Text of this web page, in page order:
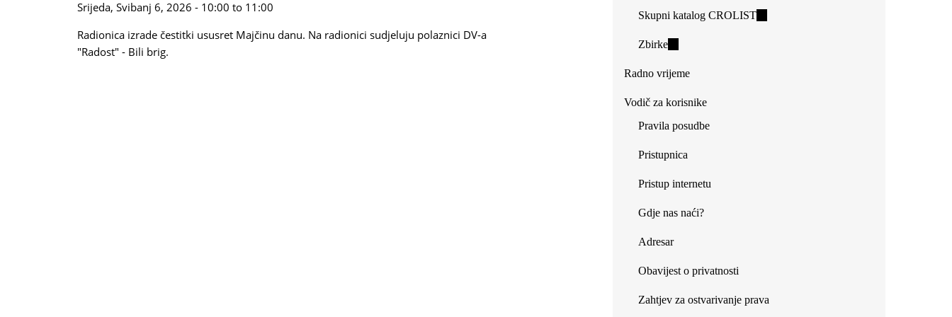
Srijeda, Svibanj 6, 2026 - 10:00 to 11:00
Radionica izrade čestitki ususret Majčinu danu. Na radionici sudjeluju polaznici DV-a
"Radost" - Bili brig.
Skupni katalog CROLIST(link
Zbirke(link
external)
Radno vrijeme
Vodič za korisnike
Pravila posudbe
Pristupnica
Pristup internetu
Gdje nas naći?
Adresar
Obavijest o privatnosti
Zahtjev za ostvarivanje prava